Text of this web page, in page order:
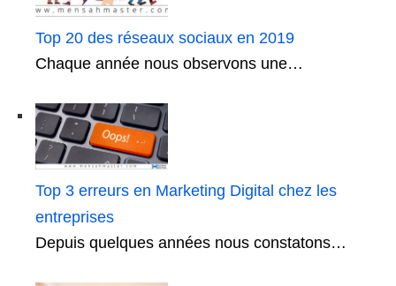
Top 20 des réseaux sociaux en 2019
Chaque année nous observons une…
Top 3 erreurs en Marketing Digital chez les
entreprises
Depuis quelques années nous constatons…